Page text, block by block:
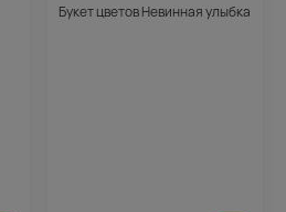
Букет цветов Невинная улыбка